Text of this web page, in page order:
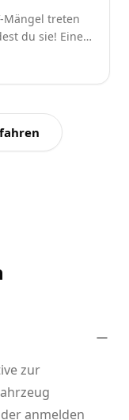
Mängel treten
du sie! Eine
zur
anmelden